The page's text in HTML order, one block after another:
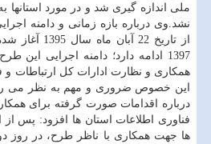
ملی اندازه گیری شد و در مورد استانها
نشد.وی درباره بازه زمانی و دامنه
از تاریخ 22
1397 ادامه دارد؛ دامنه اجرایی
همكاری و نظارت ادارات كل ارتباطات و
این خصوص ضروری و مهم به نظر می
درباره اقدامات صورت گرفته برای
فناوری اطلاعات استان ها افزود: پس از